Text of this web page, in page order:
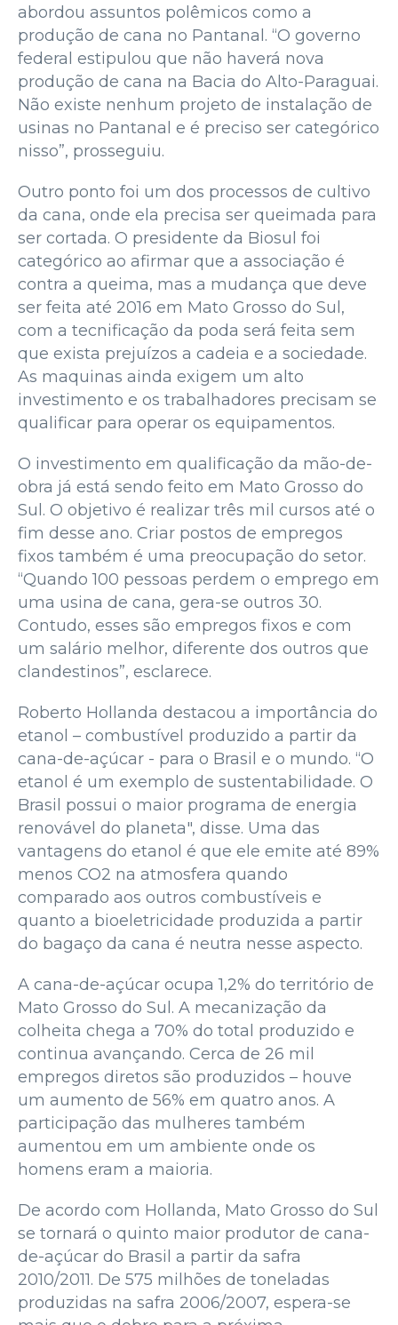
abordou assuntos polêmicos como a
produção de cana no Pantanal. “O governo
federal estipulou que não haverá nova
produção de cana na Bacia do Alto-Paraguai.
Não existe nenhum projeto de instalação de
usinas no Pantanal e é preciso ser categórico
nisso”, prosseguiu.
Outro ponto foi um dos processos de cultivo
da cana, onde ela precisa ser queimada para
ser cortada. O presidente da Biosul foi
categórico ao afirmar que a associação é
contra a queima, mas a mudança que deve
ser feita até 2016 em Mato Grosso do Sul,
com a tecnificação da poda será feita sem
que exista prejuízos a cadeia e a sociedade.
As maquinas ainda exigem um alto
investimento e os trabalhadores precisam se
qualificar para operar os equipamentos.
O investimento em qualificação da mão-de-
obra já está sendo feito em Mato Grosso do
Sul. O objetivo é realizar três mil cursos até o
fim desse ano. Criar postos de empregos
fixos também é uma preocupação do setor.
“Quando 100 pessoas perdem o emprego em
uma usina de cana, gera-se outros 30.
Contudo, esses são empregos fixos e com
um salário melhor, diferente dos outros que
clandestinos”, esclarece.
Roberto Hollanda destacou a importância do
etanol – combustível produzido a partir da
cana-de-açúcar - para o Brasil e o mundo. “O
etanol é um exemplo de sustentabilidade. O
Brasil possui o maior programa de energia
renovável do planeta", disse. Uma das
vantagens do etanol é que ele emite até 89%
menos CO2 na atmosfera quando
comparado aos outros combustíveis e
quanto a bioeletricidade produzida a partir
do bagaço da cana é neutra nesse aspecto.
A cana-de-açúcar ocupa 1,2% do território de
Mato Grosso do Sul. A mecanização da
colheita chega a 70% do total produzido e
continua avançando. Cerca de 26 mil
empregos diretos são produzidos – houve
um aumento de 56% em quatro anos. A
participação das mulheres também
aumentou em um ambiente onde os
homens eram a maioria.
De acordo com Hollanda, Mato Grosso do Sul
se tornará o quinto maior produtor de cana-
de-açúcar do Brasil a partir da safra
2010/2011. De 575 milhões de toneladas
produzidas na safra 2006/2007, espera-se